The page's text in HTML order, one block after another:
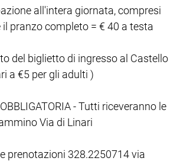
all'intera giornata, compresi
il pranzo completo = € 40 a testa
del biglietto di ingresso al Castello
a €5 per gli adulti )
- Tutti riceveranno le
Via di Linari
prenotazioni 328.2250714 via